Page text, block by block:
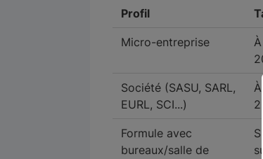
Profil
Micro-entreprise
Société (SASU, SARL,
EURL, SCI...)
Formule avec
bureaux/salle de